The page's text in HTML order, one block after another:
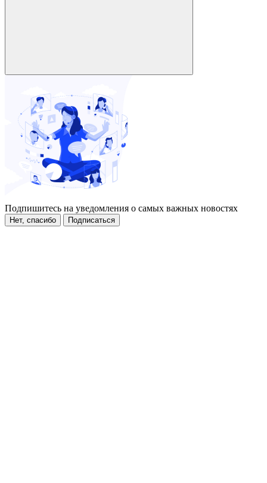
Подпишитесь на уведомления о самых важных новостях
Нет, спасибо Подписаться